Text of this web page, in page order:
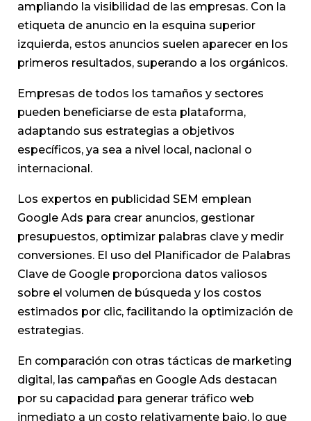
ampliando la visibilidad de las empresas. Con la
etiqueta de anuncio en la esquina superior
izquierda, estos anuncios suelen aparecer en los
primeros resultados, superando a los orgánicos.
Empresas de todos los tamaños y sectores
pueden beneficiarse de esta plataforma,
adaptando sus estrategias a objetivos
específicos, ya sea a nivel local, nacional o
internacional.
Los expertos en publicidad SEM emplean
Google Ads para crear anuncios, gestionar
presupuestos, optimizar palabras clave y medir
conversiones. El uso del Planificador de Palabras
Clave de Google proporciona datos valiosos
sobre el volumen de búsqueda y los costos
estimados por clic, facilitando la optimización de
estrategias.
En comparación con otras tácticas de marketing
digital, las campañas en Google Ads destacan
por su capacidad para generar tráfico web
inmediato a un costo relativamente bajo, lo que